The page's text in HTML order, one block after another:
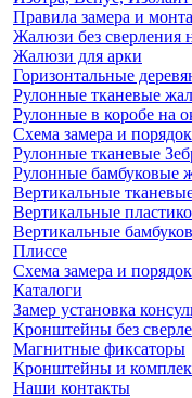
Правила замера и
Жалюзи без сверления
Жалюзи для арки
Горизонтальные
Рулонные тканевые
Рулонные в коробе на
Схема замера и
Рулонные тканевые
Рулонные бамбуковые
Вертикальные
Вертикальные
Вертикальные
Плиссе
Схема замера и
Каталоги
Замер установка
Кронштейны без
Магнитные фиксаторы
Кронштейны и
Наши контакты